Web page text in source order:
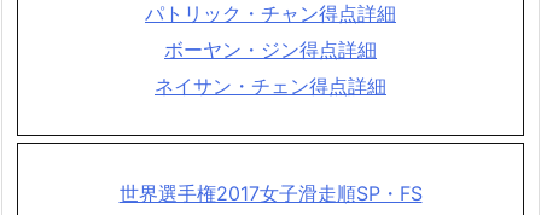
パトリック・チャン得点詳細
ボーヤン・ジン得点詳細
ネイサン・チェン得点詳細
世界選手権2017女子滑走順SP・FS